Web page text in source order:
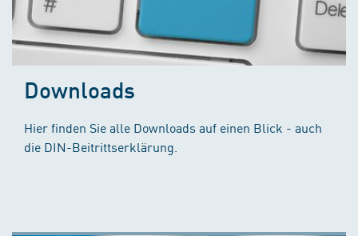
Downloads
Hier finden Sie alle Downloads auf einen Blick - auch
die DIN-Beitrittserklärung.